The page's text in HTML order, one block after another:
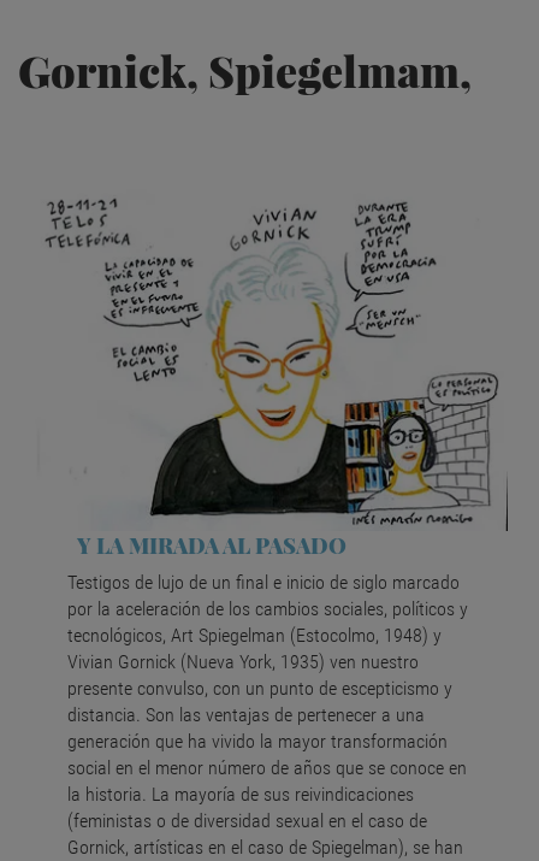
Gornick, Spiegelmam,
Y LA MIRADA AL PASADO
Testigos de lujo de un final e inicio de siglo marcado
por la aceleración de los cambios sociales, políticos y
tecnológicos, Art Spiegelman (Estocolmo, 1948) y
Vivian Gornick (Nueva York, 1935) ven nuestro
presente convulso, con un punto de escepticismo y
distancia. Son las ventajas de pertenecer a una
generación que ha vivido la mayor transformación
social en el menor número de años que se conoce en
la historia. La mayoría de sus reivindicaciones
(feministas o de diversidad sexual en el caso de
Gornick, artísticas en el caso de Spiegelman), se han